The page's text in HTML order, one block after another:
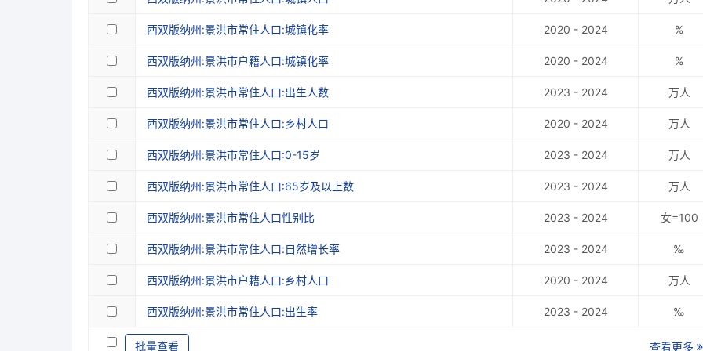
西双版纳州:景洪市常住人口:城镇化率 2020 - 2024 %
西双版纳州:景洪市户籍人口:城镇化率 2020 - 2024 %
西双版纳州:景洪市常住人口:出生人数 2023 - 2024 万人
西双版纳州:景洪市常住人口:乡村人口 2020 - 2024 万人
西双版纳州:景洪市常住人口:0-15岁 2023 - 2024 万人
西双版纳州:景洪市常住人口:65岁及以上数 2023 - 2024 万人
西双版纳州:景洪市常住人口性别比 2023 - 2024 女=100
西双版纳州:景洪市常住人口:自然增长率 2023 - 2024 ‰
西双版纳州:景洪市户籍人口:乡村人口 2020 - 2024 万人
西双版纳州:景洪市常住人口:出生率 2023 - 2024 ‰
批量查看 查看更多